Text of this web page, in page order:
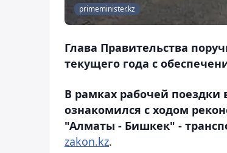
primeminister.kz
Глава Правительства
текущего года с
В рамках рабочей
ознакомился с ходом
"Алматы - Бишкек" -
zakon.kz.